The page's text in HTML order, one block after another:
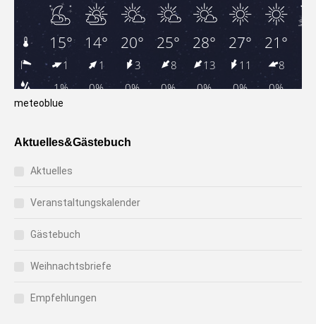
meteoblue
Aktuelles&Gästebuch
Aktuelles
Veranstaltungskalender
Gästebuch
Weihnachtsbriefe
Empfehlungen